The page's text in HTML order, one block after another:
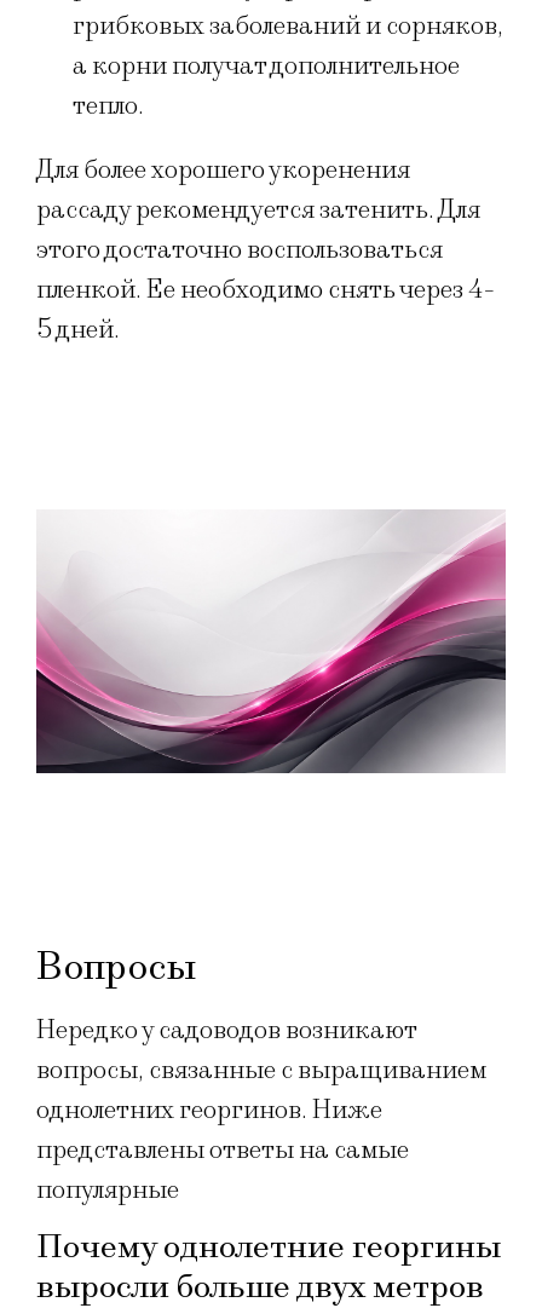
грибковых заболеваний и сорняков,
а корни получат дополнительное
тепло.
Для более хорошего укоренения
рассаду рекомендуется затенить. Для
этого достаточно воспользоваться
пленкой. Ее необходимо снять через 4-
5 дней.
Вопросы
Нередко у садоводов возникают
вопросы, связанные с выращиванием
однолетних георгинов. Ниже
представлены ответы на самые
популярные
Почему однолетние георгины
выросли больше двух метров